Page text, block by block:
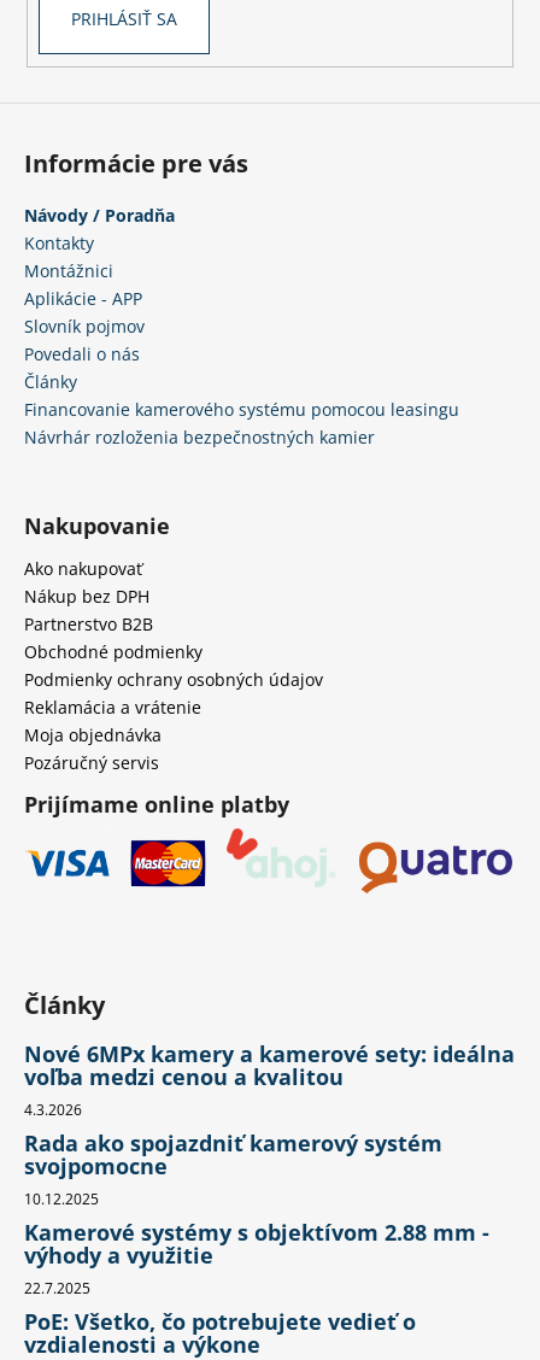
PRIHLÁSIŤ SA
Informácie pre vás
Návody / Poradňa
Kontakty
Montážnici
Aplikácie - APP
Slovník pojmov
Povedali o nás
Články
Financovanie kamerového systému pomocou leasingu
Návrhár rozloženia bezpečnostných kamier
Nakupovanie
Ako nakupovať
Nákup bez DPH
Partnerstvo B2B
Obchodné podmienky
Podmienky ochrany osobných údajov
Reklamácia a vrátenie
Moja objednávka
Pozáručný servis
Prijímame online platby
Články
Nové 6MPx kamery a kamerové sety: ideálna
voľba medzi cenou a kvalitou
4.3.2026
Rada ako spojazdniť kamerový systém
svojpomocne
10.12.2025
Kamerové systémy s objektívom 2.88 mm -
výhody a využitie
22.7.2025
PoE: Všetko, čo potrebujete vedieť o
vzdialenosti a výkone